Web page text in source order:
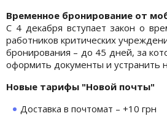
Временное бронирование от
С 4 декабря вступает закон о
работников критических
бронирования – до 45 дней, за
оформить документы и устранить
Новые тарифы "Новой почты"
Доставка в почтомат – +10 грн